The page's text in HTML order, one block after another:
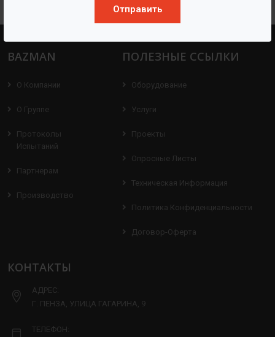
Отправить
BAZMAN
О Компании
О Группе
Протоколы
Испытаний
Партнерам
Производство
ПОЛЕЗНЫЕ ССЫЛКИ
Оборудование
Услуги
Проекты
Опросные Листы
Техническая Информация
Политика Конфиденциальности
Договор-Оферта
КОНТАКТЫ
АДРЕС:
Г. ПЕНЗА, УЛИЦА ГАГАРИНА, 9
ТЕЛЕФОН: